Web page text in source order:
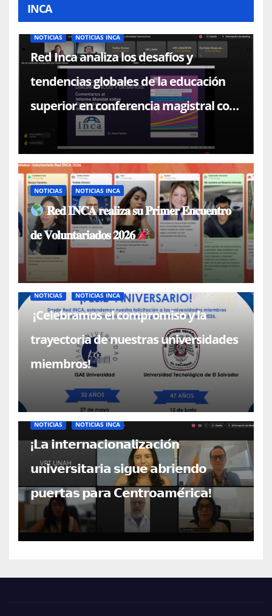
INCA
NOTICIAS NOTICIAS INCA
Red Inca analiza los desafíos y
tendencias globales de la educación
superior en conferencia magistral con
el Dr. Paulo Falcón
NOTICIAS NOTICIAS INCA
𝐑𝐞𝐝 𝐈𝐍𝐂𝐀 𝐫𝐞𝐚𝐥𝐢𝐳𝐚 𝐬𝐮 𝐏𝐫𝐢𝐦𝐞𝐫 𝐄𝐧𝐜𝐮𝐞𝐧𝐭𝐫𝐨
𝐝𝐞 𝐕𝐨𝐥𝐮𝐧𝐭𝐚𝐫𝐢𝐚𝐝𝐨𝐬 𝟐𝟎𝟐𝟔
NOTICIAS NOTICIAS INCA
¡Celebramos el compromiso y la
trayectoria de nuestras universidades
miembros!
NOTICIAS NOTICIAS INCA
¡𝗟𝗮 𝗶𝗻𝘁𝗲𝗿𝗻𝗮𝗰𝗶𝗼𝗻𝗮𝗹𝗶𝘇𝗮𝗰𝗶𝗼́𝗻
𝘂𝗻𝗶𝘃𝗲𝗿𝘀𝗶𝘁𝗮𝗿𝗶𝗮 𝘀𝗶𝗴𝘂𝗲 𝗮𝗯𝗿𝗶𝗲𝗻𝗱𝗼
𝗽𝘂𝗲𝗿𝘁𝗮𝘀 𝗽𝗮𝗿𝗮 𝗖𝗲𝗻𝘁𝗿𝗼𝗮𝗺𝗲́𝗿𝗶𝗰𝗮!